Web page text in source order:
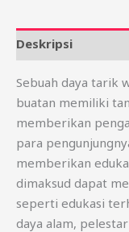
Deskripsi
Sebuah daya tarik
buatan memiliki
memberikan
para
memberikan
dimaksud dapat
seperti edukasi
daya alam,